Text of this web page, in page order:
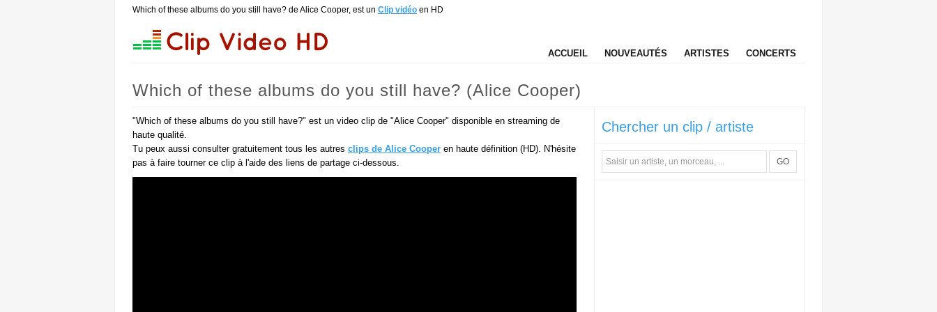
Which of these albums do you still have? de Alice Cooper, est un Clip vidéo en HD
ACCUEIL NOUVEAUTÉS ARTISTES CONCERTS
Which of these albums do you still have? (Alice Cooper)
"Which of these albums do you still have?" est un video clip de "Alice Cooper" disponible en streaming de
haute qualité.
Tu peux aussi consulter gratuitement tous les autres clips de Alice Cooper en haute définition (HD). N'hésite
pas à faire tourner ce clip à l'aide des liens de partage ci-dessous.
Chercher un clip / artiste
GO